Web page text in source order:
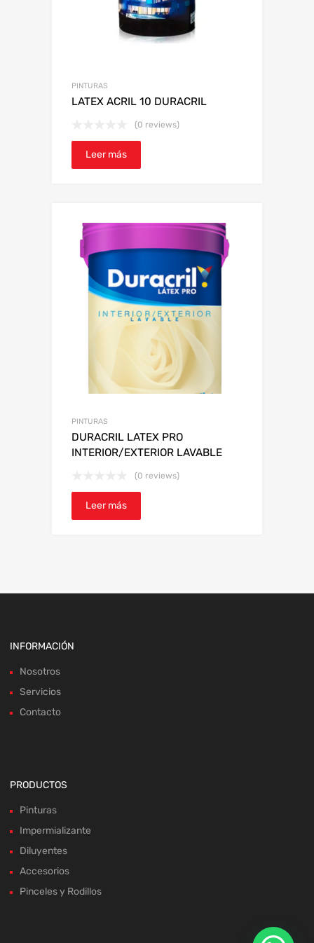
PINTURAS
LATEX ACRIL 10 DURACRIL
(0 reviews)
Leer más
PINTURAS
DURACRIL LATEX PRO
INTERIOR/EXTERIOR LAVABLE
(0 reviews)
Leer más
INFORMACIÓN
Nosotros
Servicios
Contacto
PRODUCTOS
Pinturas
Impermializante
Diluyentes
Accesorios
Pinceles y Rodillos